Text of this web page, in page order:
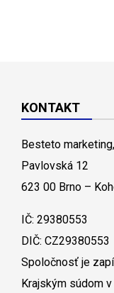
KONTAKT
Besteto
Pavlovská 12
623 00 Brno –
IČ: 29380553
DIČ: CZ29380553
Spoločnosť je
Krajským súdom